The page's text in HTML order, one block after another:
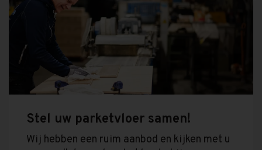
Stel uw parketvloer samen!
Wij hebben een ruim aanbod en kijken met u